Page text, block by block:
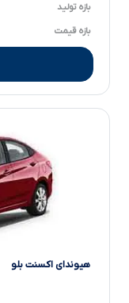
بازه تولید
بازه قیمت
هیوندای اکسنت بلو